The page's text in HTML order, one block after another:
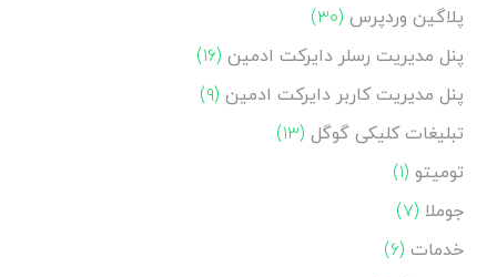
پلاگین وردپرس (۳۰)
پنل مدیریت رسلر دایرکت ادمین (۱۶)
پنل مدیریت کاربر دایرکت ادمین (۹)
تبلیغات کلیکی گوگل (۱۳)
تومیتو (۱)
جوملا (۷)
خدمات (۶)